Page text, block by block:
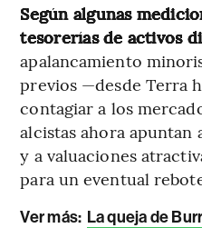
Según algunas
tesorerías de activos
apalancamiento
previos —desde Terra
contagiar a los
alcistas ahora
y a valuaciones
para un eventual
Ver más: La queja de